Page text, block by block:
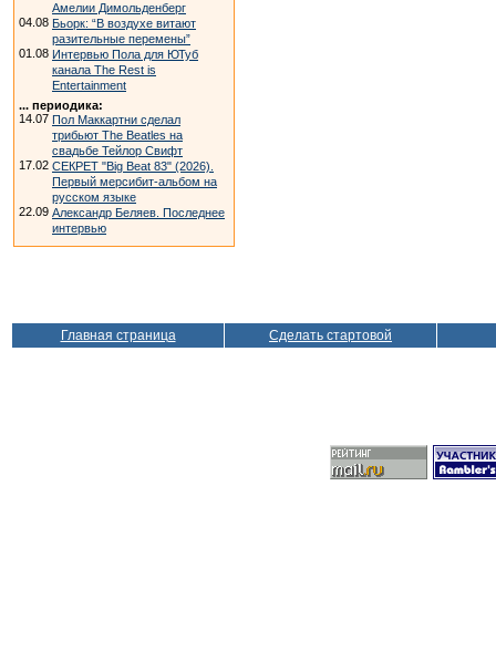
Амелии Димольденберг
04.08 Бьорк: “В воздухе витают
разительные перемены”
01.08 Интервью Пола для ЮТуб
канала The Rest is
Entertainment
... периодика:
14.07 Пол Маккартни сделал
трибьют The Beatles на
свадьбе Тейлор Свифт
17.02 СЕКРЕТ "Big Beat 83" (2026).
Первый мерсибит-альбом на
русском языке
22.09 Александр Беляев. Последнее
интервью
Главная страница Сделать стартовой